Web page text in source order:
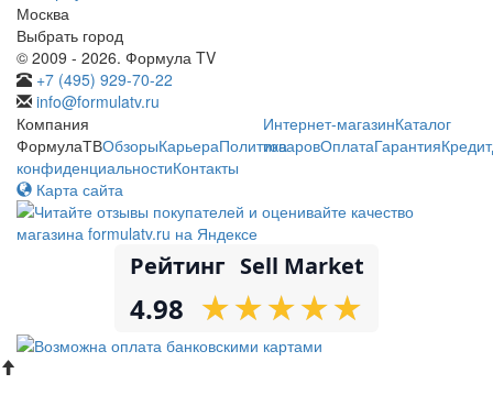
Москва
Выбрать город
© 2009 - 2026. Формула TV
+7 (495) 929-70-22
info@formulatv.ru
Компания
ФормулаТВОбзорыКарьераПолитика
конфиденциальностиКонтакты
Интернет-магазинКаталог
товаровОплатаГарантияКредит
Карта сайта
Рейтинг Sell Market
4.98 ★
★★
★★
★★
★★
★